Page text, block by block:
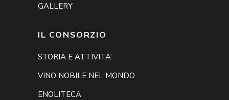
GALLERY
IL CONSORZIO
STORIA E ATTIVITA’
VINO NOBILE NEL MONDO
ENOLITECA